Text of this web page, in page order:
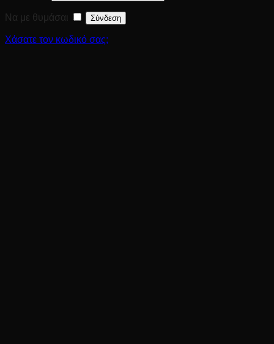
Να με θυμάσαι Σύνδεση
Χάσατε τον κωδικό σας;